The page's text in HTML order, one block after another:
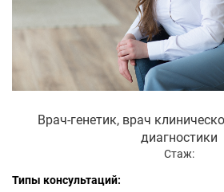
Врач-генетик, врач
диагностики
Стаж:
Типы консультаций: